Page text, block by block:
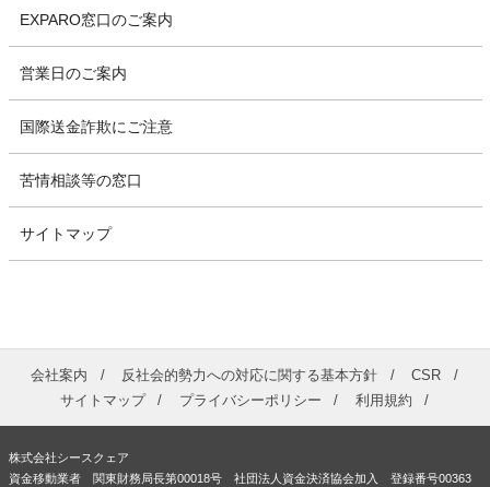
EXPARO窓口のご案内
営業日のご案内
国際送金詐欺にご注意
苦情相談等の窓口
サイトマップ
会社案内 反社会的勢力への対応に関する基本方針
CSR
サイトマップ
プライバシーポリシー 利用規約
株式会社シースクェア
資金移動業者 関東財務局長第00018号 社団法人資金決済協会加入 登録番号00363